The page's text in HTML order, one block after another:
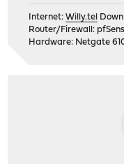
Internet:Willy.tel
Router/Firewall:
Hardware: Netgate